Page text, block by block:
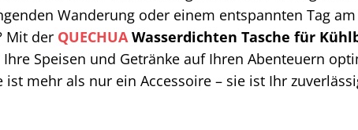
Wanderung oder einem entspannten Tag
Mit der QUECHUAWasserdichten Tasche für
Speisen und Getränke auf Ihren Abenteuern
ist mehr als nur ein Accessoire – sie ist Ihr